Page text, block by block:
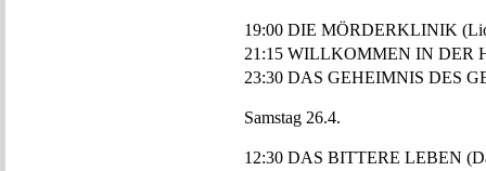
19:00 DIE MÖRDERKLINIK
21:15 WILLKOMMEN IN DER
23:30 DAS GEHEIMNIS DES
Samstag 26.4.
12:30 DAS BITTERE LEBEN